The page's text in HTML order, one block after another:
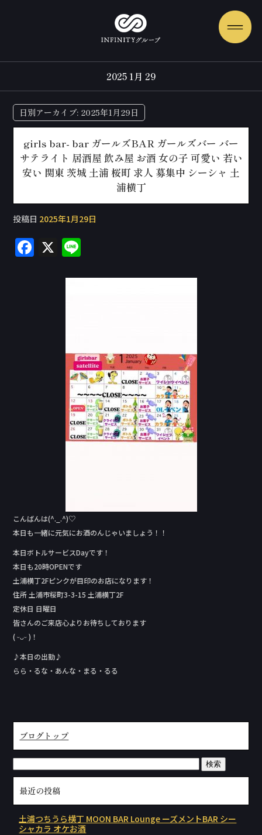
2025 1月 29
日別アーカイブ: 2025年1月29日
girls bar- bar ガールズBAR ガールズバー バー
サテライト 居酒屋 飲み屋 お酒 女の子 可愛い 若い
安い 関東 茨城 土浦 桜町 求人 募集中 シーシャ 土
浦横丁
投稿日 2025年1月29日
F X
e
こんばんは(^._.^)♡
本日も一緒に元気にお酒のんじゃいましょう！！
本日ボトルサービスDay‬です！
本日も20時OPENです
土浦横丁2Fピンクが目印のお店になります！
住所 土浦市桜町3-3-15 土浦横丁2F
定休日 日曜日
皆さんのご来店心よりお待ちしております
( ᵕᴗᵕ )！
♪本日の出勤♪
らら・るな・あんな・まる・るる
ブログトップ
最近の投稿
土浦つちうら横丁 MOON BAR Lounge ーズメントBAR シー
シャカラ オケお酒